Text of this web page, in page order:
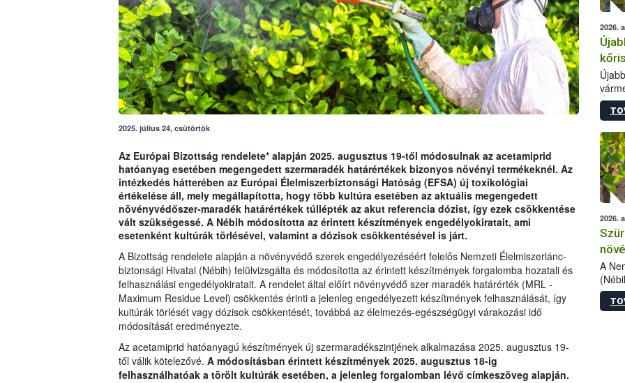
2025. július 24, csütörtök
Az Európai Bizottság rendelete* alapján 2025. augusztus 19-től módosulnak az acetamiprid
hatóanyag esetében megengedett szermaradék határértékek bizonyos növényi termékeknél. Az
intézkedés hátterében az Európai Élelmiszerbiztonsági Hatóság (EFSA) új toxikológiai
értékelése áll, mely megállapította, hogy több kultúra esetében az aktuális megengedett
növényvédőszer-maradék határértékek túllépték az akut referencia dózist, így ezek csökkentése
vált szükségessé. A Nébih módosította az érintett készítmények engedélyokiratait, ami
esetenként kultúrák törlésével, valamint a dózisok csökkentésével is járt.
A Bizottság rendelete alapján a növényvédő szerek engedélyezéséért felelős Nemzeti Élelmiszerlánc-
biztonsági Hivatal (Nébih) felülvizsgálta és módosította az érintett készítmények forgalomba hozatali és
felhasználási engedélyokiratait. A rendelet által előírt növényvédő szer maradék határérték (MRL -
Maximum Residue Level) csökkentés érinti a jelenleg engedélyezett készítmények felhasználását, így
kultúrák törlését vagy dózisok csökkentését, továbbá az élelmezés-egészségügyi várakozási idő
módosítását eredményezte.
Az acetamiprid hatóanyagú készítmények új szermaradékszintjének alkalmazása 2025. augusztus 19-
től válik kötelezővé. A módosításban érintett készítmények 2025. augusztus 18-ig
felhasználhatóak a törölt kultúrák esetében, a jelenleg forgalomban lévő címkeszöveg alapján.
2026.
2026.
A